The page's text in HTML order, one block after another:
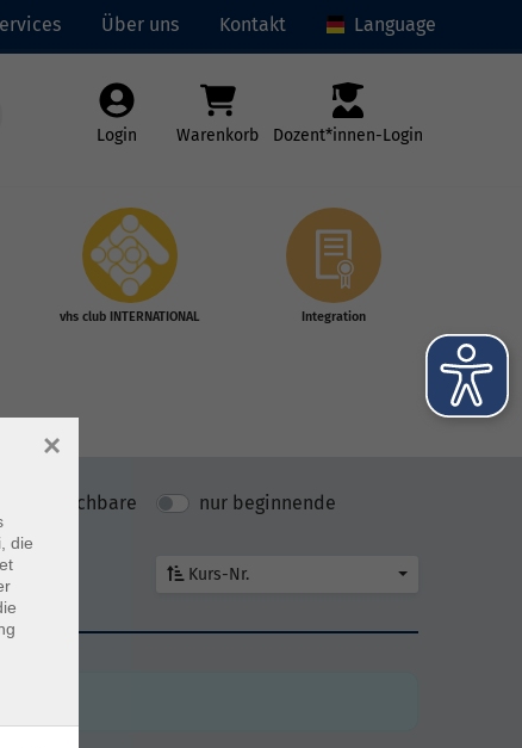
Über uns Kontakt Language
Login Warenkorb Dozent*innen-Login
vhs club INTERNATIONAL Integration
nur buchbare nur beginnende
Kurs-Nr.
die
×